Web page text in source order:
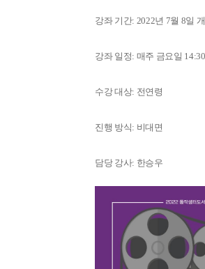
강좌 기간: 2022년 7월 8일
강좌 일정: 매주 금요일
수강 대상: 전연령
진행 방식: 비대면
담당 강사: 한승우